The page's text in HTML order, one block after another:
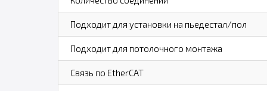
Подходит для установки на пьедестал/пол
Подходит для потолочного монтажа
Связь по EtherCAT